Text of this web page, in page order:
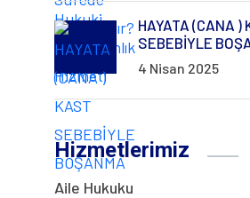
HAYATA (CANA )
SEBEBİYLE
4 Nisan 2025
Hizmetlerimiz
Aile Hukuku